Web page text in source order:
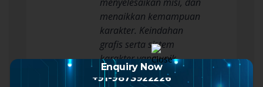
menaikkan kemampuan
karakter. Keindahan
grafis serta sistem
karakter yang unik
membuat RPG on the web
Enquiry Now
+91-9873922226